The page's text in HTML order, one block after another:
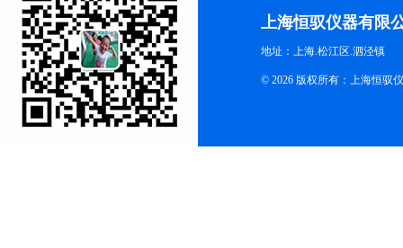
上海恒驭仪器有限
地址：上海.松江区.泗泾镇
© 2026 版权所有：上海恒驭